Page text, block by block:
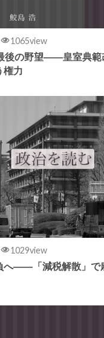
1065view
後の野望――皇室典範
権力
1029view
へ――「減税解散」で